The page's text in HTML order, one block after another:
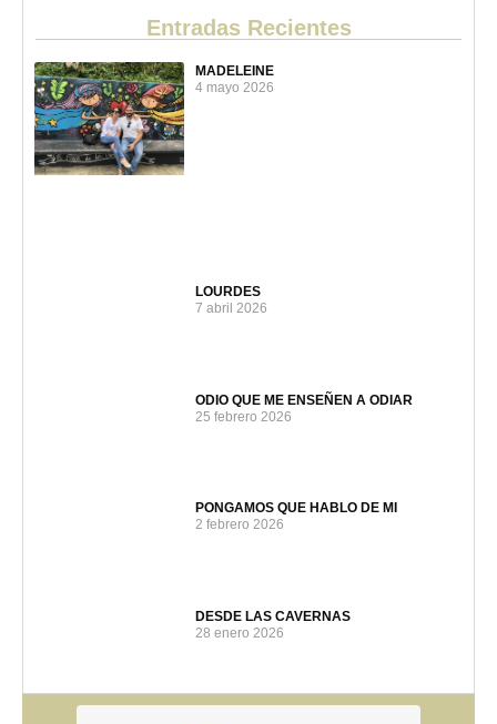
Entradas Recientes
MADELEINE
4 mayo 2026
LOURDES
7 abril 2026
ODIO QUE ME ENSEÑEN A ODIAR
25 febrero 2026
PONGAMOS QUE HABLO DE MI
2 febrero 2026
DESDE LAS CAVERNAS
28 enero 2026